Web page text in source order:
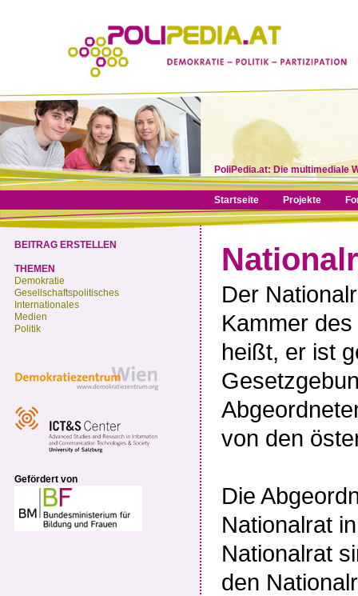
PoliPedia.at: Die multimediale
Startseite Projekte
Der
Kammer des
heißt, er ist
von den
Die
Nationalrat
Nationalrat
den
BEITRAG ERSTELLEN
THEMEN
Demokratie
Gesellschaftspolitisches
Internationales
Medien
Politik
Gefördert von